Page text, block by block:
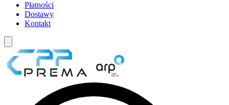
Płatności
Dostawy
Kontakt